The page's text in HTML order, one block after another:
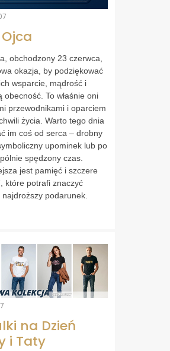
obchodzony 23 czerwca,
okazja, by podziękować
wsparcie, mądrość i
obecność. To właśnie oni
przewodnikami i oparciem
życia. Warto tego dnia
im coś od serca – drobny
upominek lub po
spędzony czas.
jest pamięć i szczere
które potrafi znaczyć
podarunek.
na Dzień
i Taty